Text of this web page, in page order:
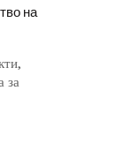
на
за